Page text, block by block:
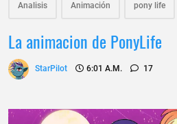
Analisis Animación pony life
La animacion de PonyLife
StarPilot 6:01 A.m. 17